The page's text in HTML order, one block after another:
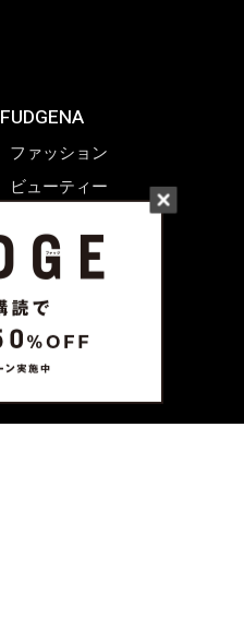
FUDGENA
ファッション
ビューティー
ライフスタイル